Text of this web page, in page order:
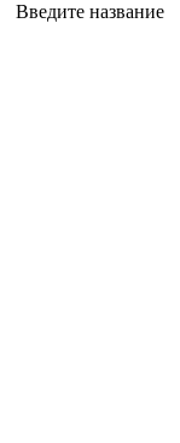
Введите название